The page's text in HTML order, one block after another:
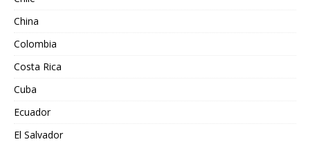
China
Colombia
Costa Rica
Cuba
Ecuador
El Salvador